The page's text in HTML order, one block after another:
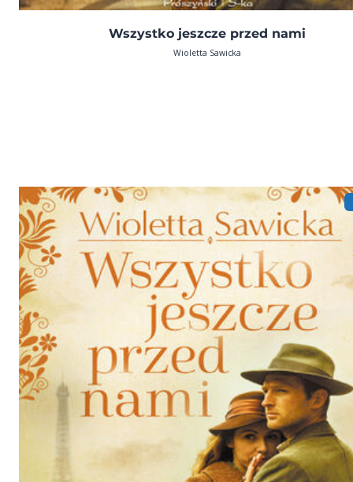
Wszystko jeszcze przed nami
Wioletta Sawicka